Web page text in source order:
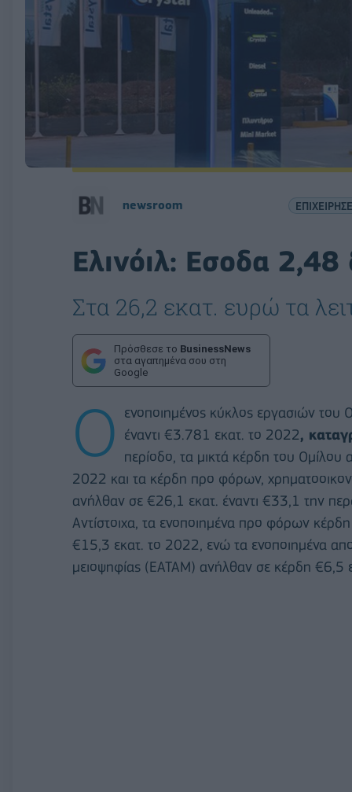
newsroom
Ελινόιλ: Εσοδα
Στα 26,2 εκατ. ευρώ τα
Πρόσθεσε το BusinessNews
στα αγαπημένα σου στη
Google
Ο ενοποιημένος κύκλος εργασιών
έναντι €3.781 εκατ. το 2022,
περίοδο, τα μικτά κέρδη του
2022 και τα κέρδη προ φόρων,
ανήλθαν σε €26,1 εκατ. έναντι €33,1 την
Αντίστοιχα, τα ενοποιημένα προ φόρων
€15,3 εκατ. το 2022, ενώ τα ενοποιημένα
μειοψηφίας (EATAM) ανήλθαν σε κέρδη €6,5